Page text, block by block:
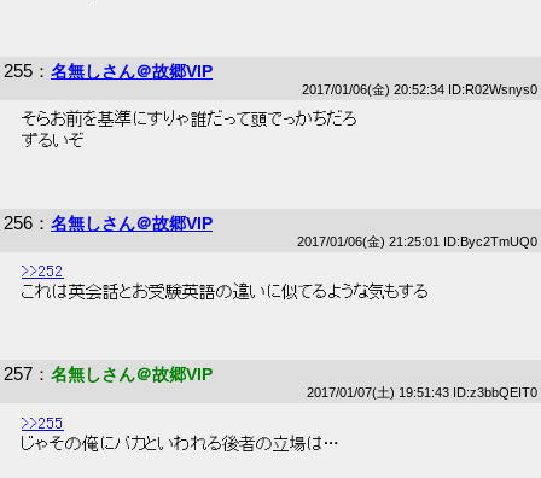
255 ： 名無しさん＠故郷VIP
2017/01/06(金) 20:52:34 ID:R02Wsnys0
そらお前を基準にすりゃ誰だって頭でっかちだろ
ずるいぞ
256 ： 名無しさん＠故郷VIP
2017/01/06(金) 21:25:01 ID:Byc2TmUQ0
>>252
これは英会話とお受験英語の違いに似てるような気もする
257 ： 名無しさん＠故郷VIP
2017/01/07(土) 19:51:43 ID:z3bbQEIT0
>>255
じゃその俺にバカといわれる後者の立場は…